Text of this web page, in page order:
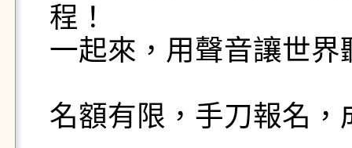
程！
一起來，用聲音讓世界
名額有限，手刀報名